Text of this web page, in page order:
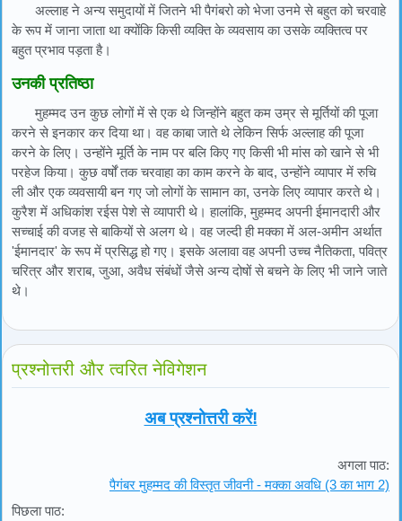
अल्लाह ने अन्य समुदायों में जितने भी पैगंबरो को भेजा उनमे से बहुत को चरवाहे
के रूप में जाना जाता था क्योंकि किसी व्यक्ति के व्यवसाय का उसके व्यक्तित्व पर
बहुत प्रभाव पड़ता है।
उनकी प्रतिष्ठा
मुहम्मद उन कुछ लोगों में से एक थे जिन्होंने बहुत कम उम्र से मूर्तियों की पूजा
करने से इनकार कर दिया था। वह काबा जाते थे लेकिन सिर्फ अल्लाह की पूजा
करने के लिए। उन्होंने मूर्ति के नाम पर बलि किए गए किसी भी मांस को खाने से भी
परहेज किया। कुछ वर्षों तक चरवाहा का काम करने के बाद, उन्होंने व्यापार में रुचि
ली और एक व्यवसायी बन गए जो लोगों के सामान का, उनके लिए व्यापार करते थे।
कुरैश में अधिकांश रईस पेशे से व्यापारी थे। हालांकि, मुहम्मद अपनी ईमानदारी और
सच्चाई की वजह से बाकियों से अलग थे। वह जल्दी ही मक्का में अल-अमीन अर्थात
'ईमानदार' के रूप में प्रसिद्ध हो गए। इसके अलावा वह अपनी उच्च नैतिकता, पवित्र
चरित्र और शराब, जुआ, अवैध संबंधों जैसे अन्य दोषों से बचने के लिए भी जाने जाते
थे।
प्रश्नोत्तरी और त्वरित नेविगेशन
अब प्रश्नोत्तरी करें!
पिछला पाठ:
अगला पाठ:
पैगंबर मुहम्मद की विस्तृत जीवनी - मक्का अवधि (3 का भाग 2)